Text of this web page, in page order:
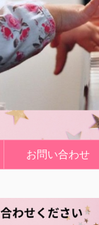
お問い合わせ